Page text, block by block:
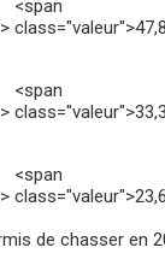
<span
<span
<span
de chasser en